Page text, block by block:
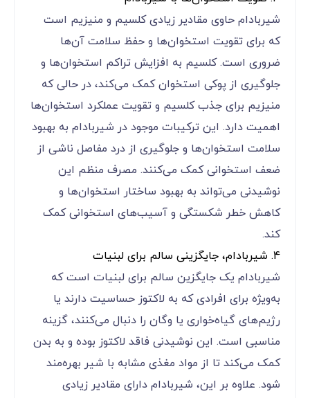
شیربادام حاوی مقادیر زیادی کلسیم و منیزیم است
که برای تقویت استخوان‌ها و حفظ سلامت آن‌ها
ضروری است. کلسیم به افزایش تراکم استخوان‌ها و
جلوگیری از پوکی استخوان کمک می‌کند، در حالی که
منیزیم برای جذب کلسیم و تقویت عملکرد استخوان‌ها
اهمیت دارد. این ترکیبات موجود در شیربادام به بهبود
سلامت استخوان‌ها و جلوگیری از درد مفاصل ناشی از
ضعف استخوانی کمک می‌کنند. مصرف منظم این
نوشیدنی می‌تواند به بهبود ساختار استخوان‌ها و
کاهش خطر شکستگی و آسیب‌های استخوانی کمک
کند.
4. شیربادام، جایگزینی سالم برای لبنیات
شیربادام یک جایگزین سالم برای لبنیات است که
به‌ویژه برای افرادی که به لاکتوز حساسیت دارند یا
رژیم‌های گیاه‌خواری یا وگان را دنبال می‌کنند، گزینه
مناسبی است. این نوشیدنی فاقد لاکتوز بوده و به بدن
کمک می‌کند تا از مواد مغذی مشابه با شیر بهره‌مند
شود. علاوه بر این، شیربادام دارای مقادیر زیادی